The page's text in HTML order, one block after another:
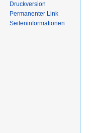
Druckversion
Permanenter Link
Seiten­informationen